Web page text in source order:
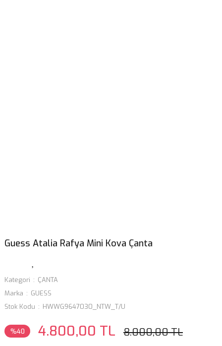
Guess Atalia Rafya Mini Kova Çanta
Kategori
ÇANTA
Marka
GUESS
Stok Kodu
HWWG9647030_NTW_T/U
%40 4.800,00 TL 8.000,00 TL